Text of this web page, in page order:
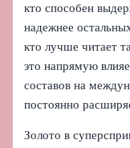
кто способен
надежнее
кто лучше читает
это напрямую
составов на
постоянно
Золото в